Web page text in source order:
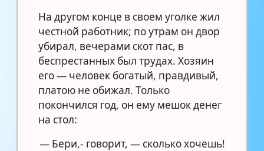
На другом конце в своем уголке жил
честной работник; по утрам он двор
убирал, вечерами скот пас, в
беспрестанных был трудах. Хозяин
его — человек богатый, правдивый,
платою не обижал. Только
покончился год, он ему мешок денег
на стол:
— Бери,- говорит, — сколько хочешь!